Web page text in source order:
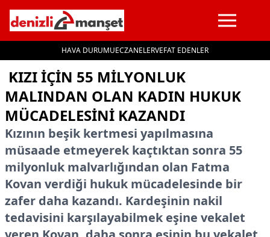
HAVA DURUMUECZANELERVEFAT EDENLER
İçeriğe geç
KIZI İÇİN 55 MİLYONLUK
MALINDAN OLAN KADIN HUKUK
MÜCADELESİNİ KAZANDI
Kızının beşik kertmesi yapılmasına
müsaade etmeyerek kaçtıktan sonra 55
milyonluk malvarlığından olan Fatma
Kovan verdiği hukuk mücadelesinde bir
zafer daha kazandı. Kardeşinin nakil
tedavisini karşılayabilmek eşine vekalet